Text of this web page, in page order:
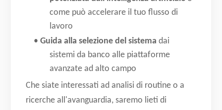
come può accelerare il tuo flusso di
lavoro
•Guida alla selezione del sistemadai
sistemi da banco alle piattaforme
avanzate ad alto campo
Che siate interessati ad analisi di routine o a
ricerche all'avanguardia, saremo lieti di